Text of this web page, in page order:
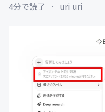
4分で読了 · uri uri